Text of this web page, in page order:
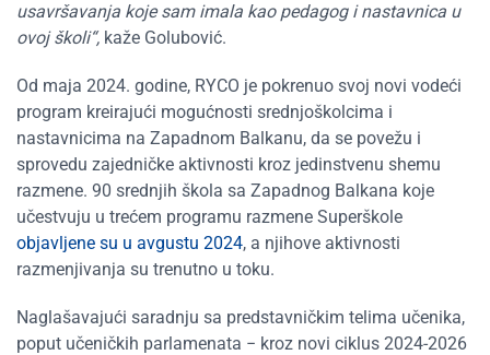
usavršavanja koje sam imala kao pedagog i nastavnica u
ovoj školi“, kaže Golubović.
Od maja 2024. godine, RYCO je pokrenuo svoj novi vodeći
program kreirajući mogućnosti srednjoškolcima i
nastavnicima na Zapadnom Balkanu, da se povežu i
sprovedu zajedničke aktivnosti kroz jedinstvenu shemu
razmene. 90 srednjih škola sa Zapadnog Balkana koje
učestvuju u trećem programu razmene Superškole
objavljene su u avgustu 2024, a njihove aktivnosti
razmenjivanja su trenutno u toku.
Naglašavajući saradnju sa predstavničkim telima učenika,
poput učeničkih parlamenata − kroz novi ciklus 2024-2026